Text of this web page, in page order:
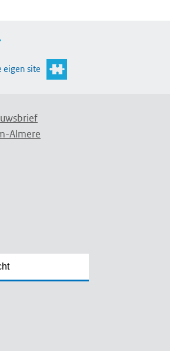
eigen site
Almere